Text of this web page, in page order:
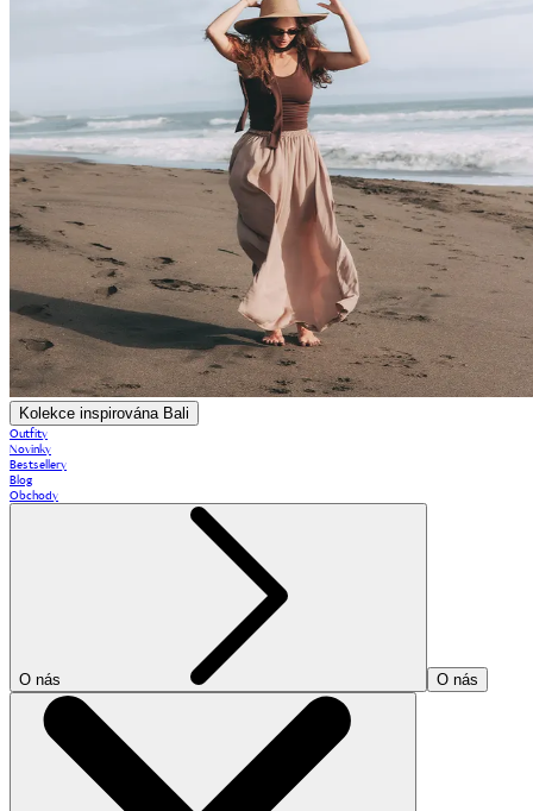
Kolekce inspirována Bali
Outfity
Novinky
Bestsellery
Blog
Obchody
O nás O nás